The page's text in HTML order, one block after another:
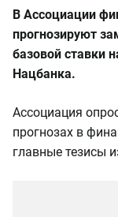
В Ассоциации
прогнозируют
базовой ставки
Нацбанка.
Ассоциация
прогнозах в
главные тезисы